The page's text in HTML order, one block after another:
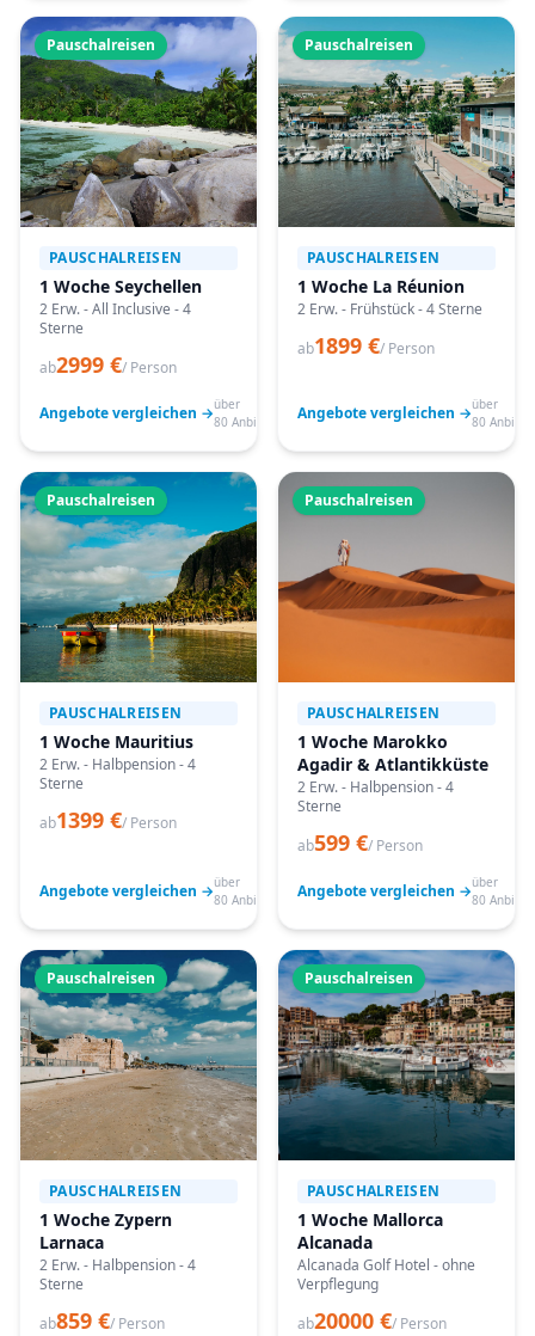
Pauschalreisen
PAUSCHALREISEN
1 Woche Seychellen
2 Erw. - All Inclusive - 4
Sterne
ab2999 €/ Person
Angebote vergleichen →über
80 Anbieter
Pauschalreisen
PAUSCHALREISEN
1 Woche La Réunion
2 Erw. - Frühstück - 4 Sterne
ab1899 €/ Person
Angebote vergleichen →über
80
Pauschalreisen
PAUSCHALREISEN
1 Woche Mauritius
2 Erw. - Halbpension - 4
Sterne
ab1399 €/ Person
Angebote vergleichen →über
80 Anbieter
Pauschalreisen
PAUSCHALREISEN
1 Woche Marokko
Agadir & Atlantikküste
2 Erw. - Halbpension - 4
Sterne
ab599 €/ Person
Angebote vergleichen →über
80
Pauschalreisen
PAUSCHALREISEN
1 Woche Zypern
Larnaca
2 Erw. - Halbpension - 4
Sterne
ab859 €/ Person
Pauschalreisen
PAUSCHALREISEN
1 Woche Mallorca
Alcanada
Alcanada Golf Hotel - ohne
Verpflegung
ab20000 €/ Person